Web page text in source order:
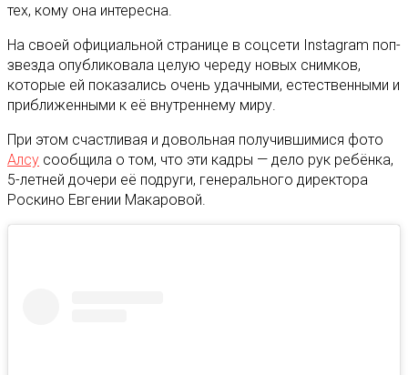
тех, кому она интересна.
На своей официальной странице в соцсети Instagram поп-
звезда опубликовала целую череду новых снимков,
которые ей показались очень удачными, естественными и
приближенными к её внутреннему миру.
При этом счастливая и довольная получившимися фото
Алсу сообщила о том, что эти кадры — дело рук ребёнка,
5-летней дочери её подруги, генерального директора
Роскино Евгении Макаровой.